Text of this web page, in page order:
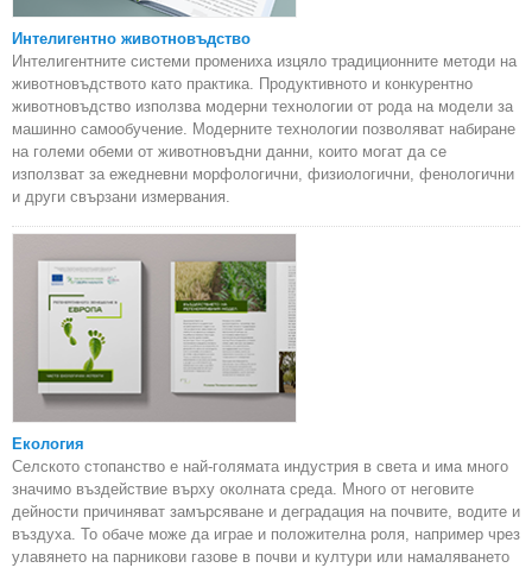
Интелигентно животновъдство
Интелигентните системи промениха изцяло традиционните методи на
животновъдството като практика. Продуктивното и конкурентно
животновъдство използва модерни технологии от рода на модели за
машинно самообучение. Модерните технологии позволяват набиране
на големи обеми от животновъдни данни, които могат да се
използват за ежедневни морфологични, физиологични, фенологични
и други свързани измервания.
Екология
Селското стопанство е най-голямата индустрия в света и има много
значимо въздействие върху околната среда. Много от неговите
дейности причиняват замърсяване и деградация на почвите, водите и
въздуха. То обаче може да играе и положителна роля, например чрез
улавянето на парникови газове в почви и култури или намаляването